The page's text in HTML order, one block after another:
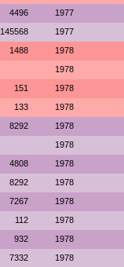
4496 1977
145568 1977
1488 1978
1978
151 1978
133 1978
8292 1978
1978
4808 1978
8292 1978
7267 1978
112 1978
932 1978
7332 1978